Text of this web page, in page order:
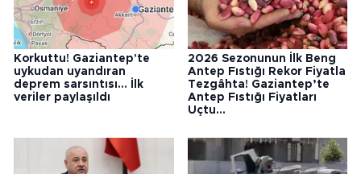
Korkuttu! Gaziantep'te
uykudan uyandıran
deprem sarsıntısı... İlk
veriler paylaşıldı
2026 Sezonunun İlk Beng
Antep Fıstığı Rekor Fiyatla
Tezgâhta! Gaziantep’te
Antep Fıstığı Fiyatları
Uçtu...